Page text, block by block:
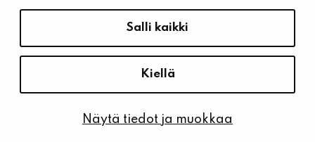
Salli kaikki
Kiellä
Näytä tiedot ja muokkaa
© Kiinteistö Oy Kärrykartano